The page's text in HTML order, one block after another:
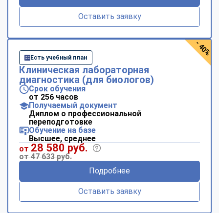
Оставить заявку
Есть учебный план
Клиническая лабораторная
диагностика (для биологов)
Срок обучения
от 256 часов
Получаемый документ
Диплом о профессиональной
переподготовке
Обучение на базе
Высшее, среднее
от 28 580 руб.
от 47 633 руб.
Подробнее
Оставить заявку
- 40%